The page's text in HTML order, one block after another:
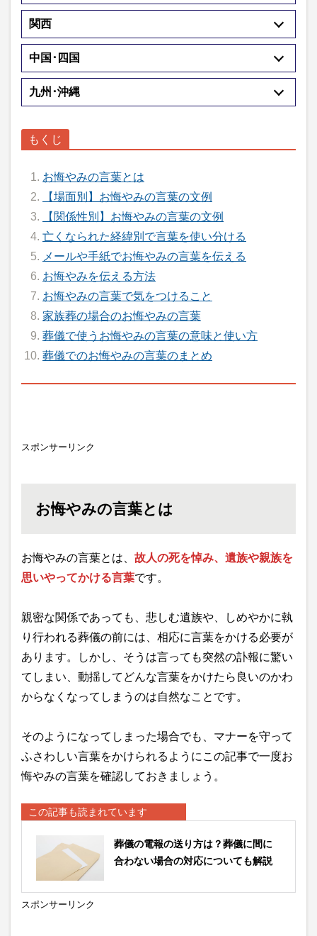
関西
中国･四国
九州･沖縄
お悔やみの言葉とは
【場面別】お悔やみの言葉の文例
【関係性別】お悔やみの言葉の文例
亡くなられた経緯別で言葉を使い分ける
メールや手紙でお悔やみの言葉を伝える
お悔やみを伝える方法
お悔やみの言葉で気をつけること
家族葬の場合のお悔やみの言葉
葬儀で使うお悔やみの言葉の意味と使い方
葬儀でのお悔やみの言葉のまとめ
スポンサーリンク
お悔やみの言葉とは
お悔やみの言葉とは、 故人の死を悼み、遺族や親族を
思いやってかける言葉です。
親密な関係であっても、悲しむ遺族や、しめやかに執
り行われる葬儀の前には、相応に言葉をかける必要が
あります。しかし、そうは言っても突然の訃報に驚い
てしまい、動揺してどんな言葉をかけたら良いのかわ
からなくなってしまうのは自然なことです。
そのようになってしまった場合でも、マナーを守って
ふさわしい言葉をかけられるようにこの記事で一度お
悔やみの言葉を確認しておきましょう。
この記事も読まれています
葬儀の電報の送り方は？葬儀に間に
合わない場合の対応についても解説
スポンサーリンク